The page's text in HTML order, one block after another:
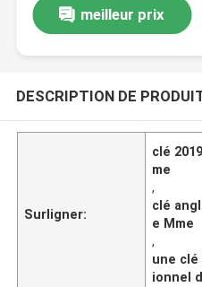
meilleur prix
DESCRIPTION DE
Surligner:
clé
me
,
clé
e Mme
,
une clé
ionnel